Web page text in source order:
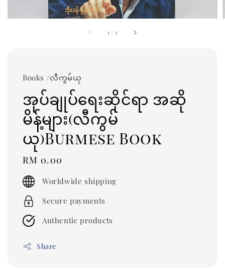
1 / 3
Books /လီကွမ်ယု
အုပ်ချုပ်ရေးဆိုင်ရာ အဆို
မိန့်များ(လီကွမ်
ယု)Burmese Book
Regular
price
RM 0.00
Worldwide shipping
Secure payments
Authentic products
Share